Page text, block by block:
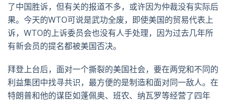
了中国胜诉，但有关的报道不多，或许因为仲裁没有实际后
果。今天的WTO可说是武功全废，即使美国的贸易代表上
诉，WTO的上诉委员会也没有人手处理，因为过去几年所
有新会员的提名都被美国否决。
拜登上台后，面对一个撕裂的美国社会，要在两党和不同的
利益集团中找寻共识，最方便的是制造和面对同一敌人。在
特朗普和他的谋臣如蓬佩奥、班农、纳瓦罗等经营了四年